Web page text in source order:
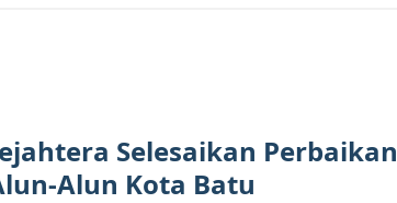
Selesaikan Perbaikan
Alun Kota Batu